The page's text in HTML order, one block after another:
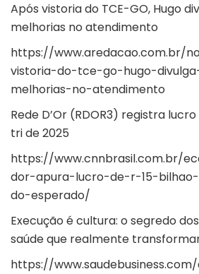
Após vistoria do TCE-GO, Hugo
melhorias no atendimento
https://www.aredacao.com.br/
vistoria-do-tce-go-hugo-
melhorias-no-atendimento
Rede D’Or (RDOR3) registra lucro
tri de 2025
https://www.cnnbrasil.com.br/
dor-apura-lucro-de-r-15-
do-esperado/
Execução é cultura: o segredo
saúde que realmente
https://